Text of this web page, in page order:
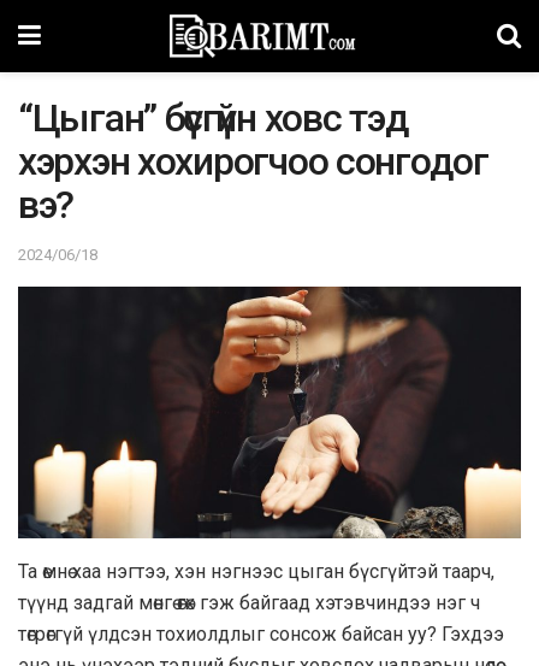
“Цыган” бүсгүйн ховс тэд
хэрхэн хохирогчоо сонгодог
вэ?
2024/06/18
Та өмнө хаа нэгтээ, хэн нэгнээс цыган бүсгүйтэй таарч,
түүнд задгай мөнгө өгөх гэж байгаад хэтэвчиндээ нэг ч
төгрөггүй үлдсэн тохиолдлыг сонсож байсан уу? Гэхдээ